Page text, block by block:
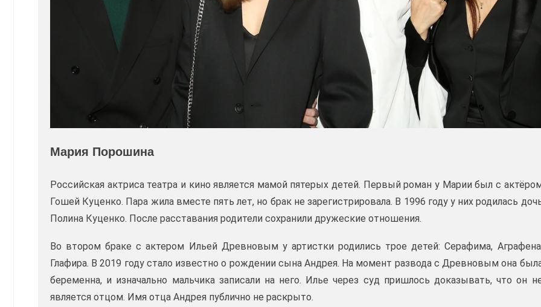
Мария Порошина
Российская актриса театра и кино является мамой пятерых детей. Первый роман у Марии был с
Гошей Куценко. Пара жила вместе пять лет, но брак не зарегистрировала. В 1996 году у них родилась
Полина Куценко. После расставания родители сохранили дружеские отношения.
Во втором браке с актером Ильей Древновым у артистки родились трое детей: Серафима,
Глафира. В 2019 году стало известно о рождении сына Андрея. На момент развода с Древновым она
беременна, и изначально мальчика записали на него. Илье через суд пришлось доказывать, что он
является отцом. Имя отца Андрея публично не раскрыто.